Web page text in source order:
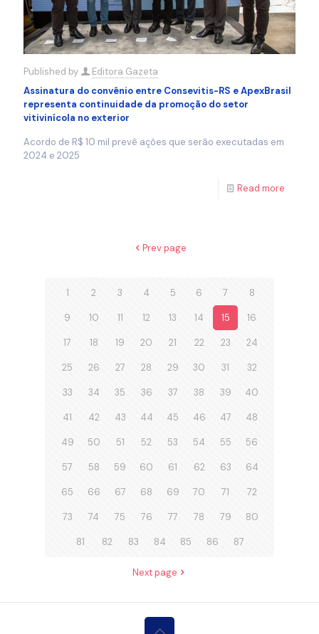
Published by
Editora Gazeta
Assinatura do convênio entre Consevitis-RS e ApexBrasil
representa continuidade da promoção do setor
vitivinícola no exterior
Acordo de R$ 10 mil prevê ações que serão executadas em
2024 e 2025
Read more
Prev page
1 2 3 4 5 6 7 8
9 10 11 12 13 14 15 16
17 18 19 20 21 22 23 24
25 26 27 28 29 30 31 32
33 34 35 36 37 38 39 40
41 42 43 44 45 46 47 48
49 50 51 52 53 54 55 56
57 58 59 60 61 62 63 64
65 66 67 68 69 70 71 72
73 74 75 76 77 78 79 80
81 82 83 84 85 86 87
Next page